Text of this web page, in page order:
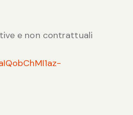
e non contrattuali